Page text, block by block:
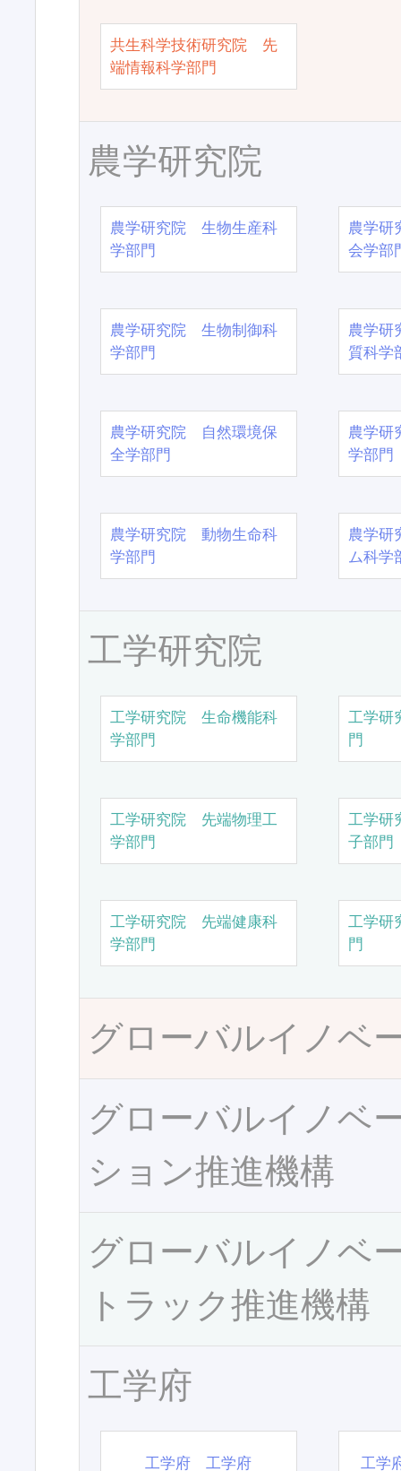
共生科学技術研究院 先
端情報科学部門
農学研究院
農学研究院 生物生産科
学部門
農学
会学部
農学研究院 生物制御科
学部門
農学
質科学
農学研究院 自然環境保
全学部門
農学
学部門
農学研究院 動物生命科
学部門
農学
ム科学
工学研究院
工学研究院 生命機能科
学部門
工学研
門
工学研究院 先端物理工
学部門
工学研
子部門
工学研究院 先端健康科
学部門
工学研
門
グローバルイノベ
グローバルイノベ
ション推進機構
グローバルイノベ
トラック推進機構
工学府
工学府 工学府 工学